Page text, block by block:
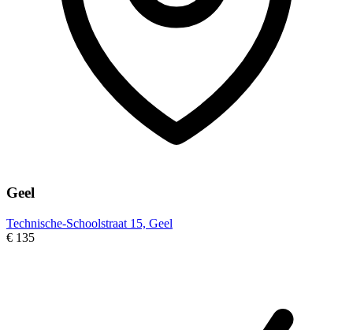
Geel
Technische-Schoolstraat 15, Geel
€ 135